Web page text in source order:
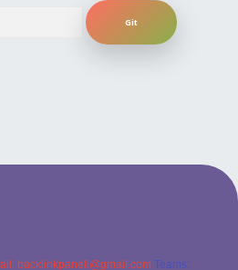
backlinkpaneli@gmail.com Teams: